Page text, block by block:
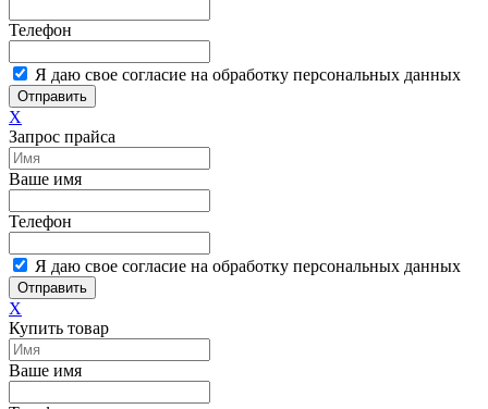
Телефон
Я даю свое согласие на обработку персональных данных
Отправить
X
Запрос прайса
Ваше имя
Телефон
Я даю свое согласие на обработку персональных данных
Отправить
X
Купить товар
Ваше имя